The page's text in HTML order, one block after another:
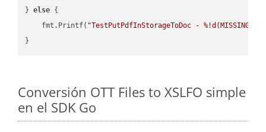
} else {
    fmt.Printf(
"TestPutPdfInStorageToDoc - %!d(MISSING)\n"
Conversión OTT Files to XSLFO simple
en el SDK Go